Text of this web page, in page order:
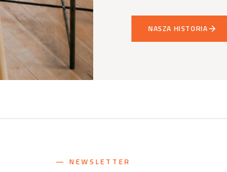
NASZA HISTORIA
— NEWSLETTER